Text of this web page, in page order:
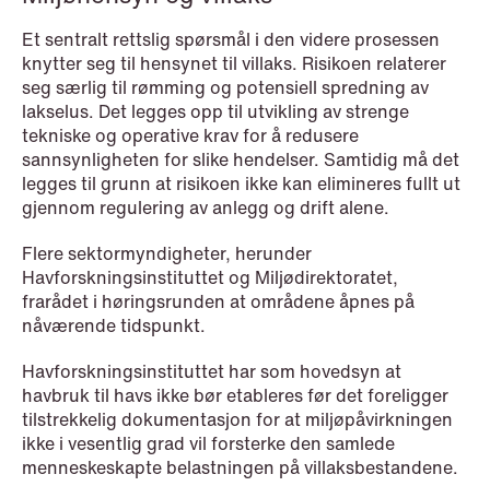
NEWS
When your former founder takes the
database
Read more
Et sentralt rettslig spørsmål i den videre prosessen
knytter seg til hensynet til villaks. Risikoen relaterer
seg særlig til rømming og potensiell spredning av
lakselus. Det legges opp til utvikling av strenge
tekniske og operative krav for å redusere
sannsynligheten for slike hendelser. Samtidig må det
legges til grunn at risikoen ikke kan elimineres fullt ut
gjennom regulering av anlegg og drift alene.
Flere sektormyndigheter, herunder
Havforskningsinstituttet og Miljødirektoratet,
frarådet i høringsrunden at områdene åpnes på
nåværende tidspunkt.
Havforskningsinstituttet har som hovedsyn at
havbruk til havs ikke bør etableres før det foreligger
tilstrekkelig dokumentasjon for at miljøpåvirkningen
ikke i vesentlig grad vil forsterke den samlede
menneskeskapte belastningen på villaksbestandene.